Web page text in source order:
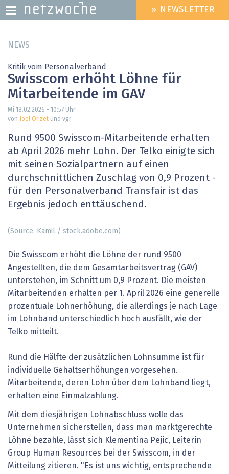
zum
HEADER
MENU
» NEWSLETTER
NEWS
Kritik vom Personalverband
Swisscom erhöht Löhne für
Mitarbeitende im GAV
Mi 18.02.2026 - 10:57 Uhr
von
Joël Orizet und vgr
Rund 9500 Swisscom-Mitarbeitende erhalten
ab April 2026 mehr Lohn. Der Telko einigte sich
mit seinen Sozialpartnern auf einen
durchschnittlichen Zuschlag von 0,9 Prozent -
für den Personalverband Transfair ist das
Ergebnis jedoch enttäuschend.
(Source: Kamil / stock.adobe.com)
Die Swisscom erhöht die Löhne der rund 9500
Angestellten, die dem Gesamtarbeitsvertrag (GAV)
unterstehen, im Schnitt um 0,9 Prozent. Die meisten
Mitarbeitenden erhalten per 1. April 2026 eine generelle
prozentuale Lohnerhöhung, die allerdings je nach Lage
im Lohnband unterschiedlich hoch ausfällt, wie der
Telko mitteilt.
Rund die Hälfte der zusätzlichen Lohnsumme ist für
individuelle Gehaltserhöhungen vorgesehen.
Mitarbeitende, deren Lohn über dem Lohnband liegt,
erhalten eine Einmalzahlung.
Mit dem diesjährigen Lohnabschluss wolle das
Unternehmen sicherstellen, dass man marktgerechte
Löhne bezahle, lässt sich Klementina Pejic, Leiterin
Group Human Resources bei der Swisscom, in der
Mitteilung zitieren. "Es ist uns wichtig, entsprechende